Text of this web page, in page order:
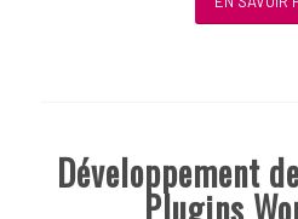
Développement
Plugins